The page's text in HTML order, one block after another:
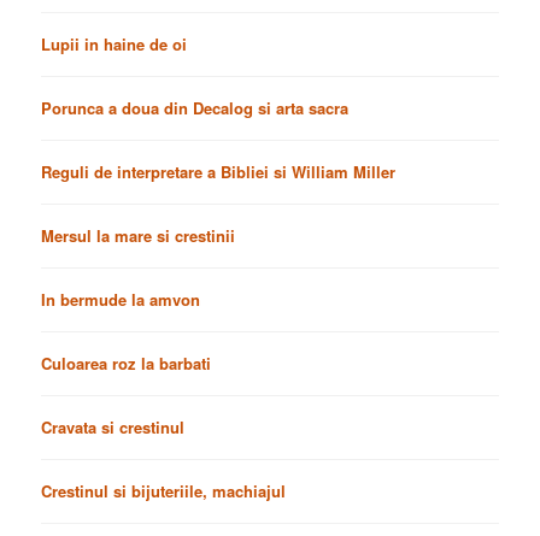
Lupii in haine de oi
Porunca a doua din Decalog si arta sacra
Reguli de interpretare a Bibliei si William Miller
Mersul la mare si crestinii
In bermude la amvon
Culoarea roz la barbati
Cravata si crestinul
Crestinul si bijuteriile, machiajul